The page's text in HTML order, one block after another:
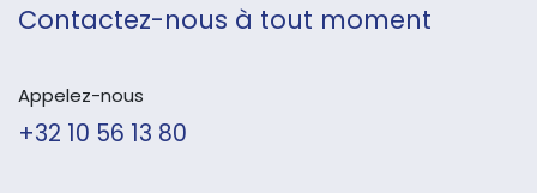
Contactez-nous à tout moment
Appelez-nous
+32 10 56 13 80